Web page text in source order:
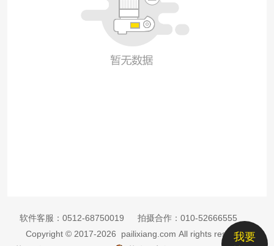
我要
软件客服： 0512-68750019 拍摄合作： 010-52666555
Copyright © 2017-2026 pailixiang.com All rights reserved